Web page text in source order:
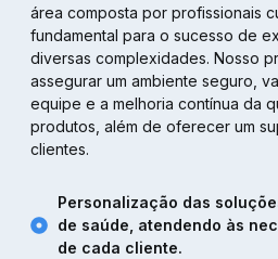
área composta por profissionais
fundamental para o sucesso de
diversas complexidades. Nosso
assegurar um ambiente seguro,
equipe e a melhoria contínua da
produtos, além de oferecer um
clientes.
Personalização das
de saúde, atendendo às
de cada cliente.